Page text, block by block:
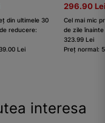
din ultimele 30
reducere:
Lei
296.90
Cel mai mic
de zile
323.99 Lei
Preț normal:
interesa